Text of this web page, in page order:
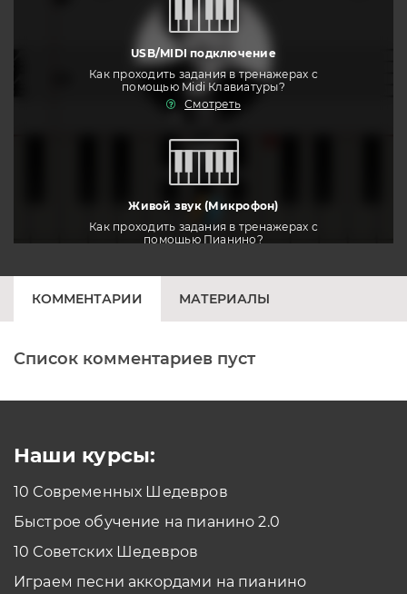
USB/MIDI подключение
Как проходить задания в тренажерах с
помощью Midi Клавиатуры?
Смотреть
Живой звук (Микрофон)
Как проходить задания в тренажерах с
помощью Пианино?
Печатная клавиатура
Как проходить задания в тренажерах с
помощью Планшета/телефона?
тренировать
КОММЕНТАРИИ МАТЕРИАЛЫ
Список комментариев пуст
Наши курсы:
10 Современных Шедевров
Быстрое обучение на пианино 2.0
10 Советских Шедевров
Играем песни аккордами на пианино